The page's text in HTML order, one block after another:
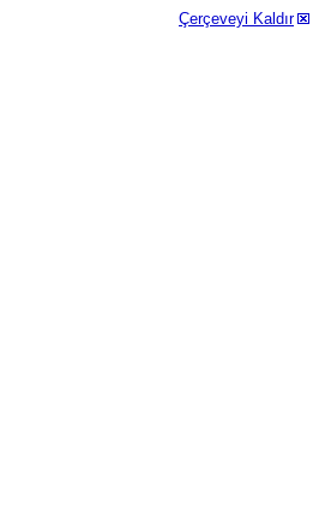
Çerçeveyi Kaldır